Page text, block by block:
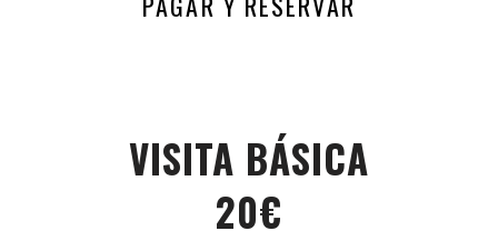
VISITA BÁSICA
20€